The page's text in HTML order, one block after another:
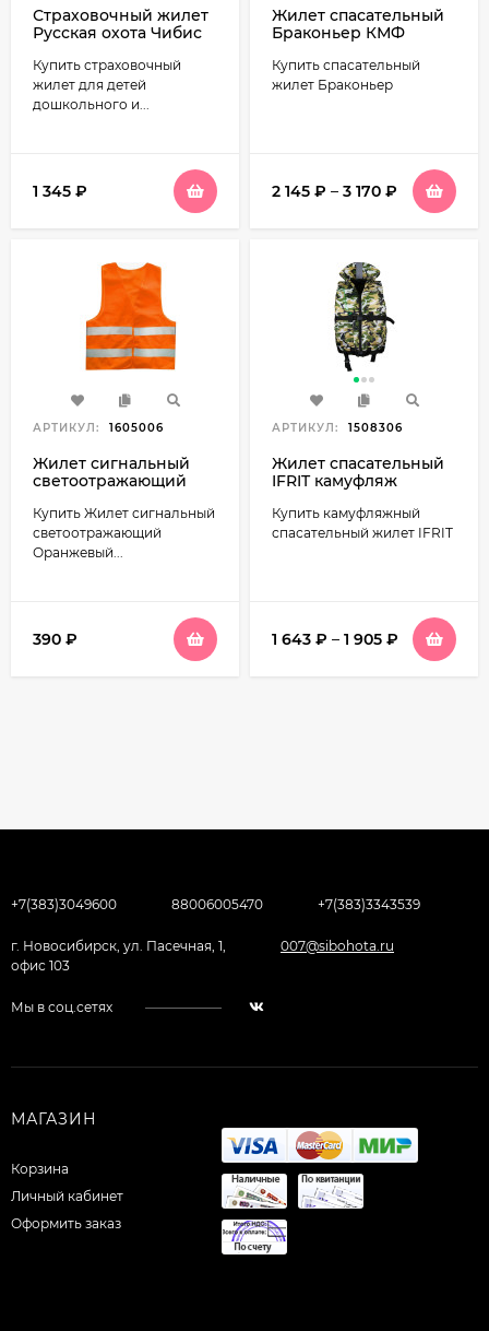
Страховочный жилет
Русская охота Чибис
кг)
Купить страховочный
жилет для детей
дошкольного и...
1 345 ₽
Жилет спасательный
Браконьер КМФ
Купить спасательный
жилет Браконьер
2 145 ₽ – 3 170 ₽
АРТИКУЛ: 1605006
Жилет сигнальный
светоотражающий
Купить Жилет сигнальный
светоотражающий
Оранжевый...
390 ₽
АРТИКУЛ: 1508306
Жилет спасательный
IFRIT камуфляж
Купить камуфляжный
спасательный жилет IFRIT
1 643 ₽ – 1 905 ₽
+7(383)3049600 88006005470 +7(383)3343539
г. Новосибирск, ул. Пасечная, 1,
офис 103
007@sibohota.ru
Мы в соц.сетях
МАГАЗИН
Корзина
Личный кабинет
Оформить заказ